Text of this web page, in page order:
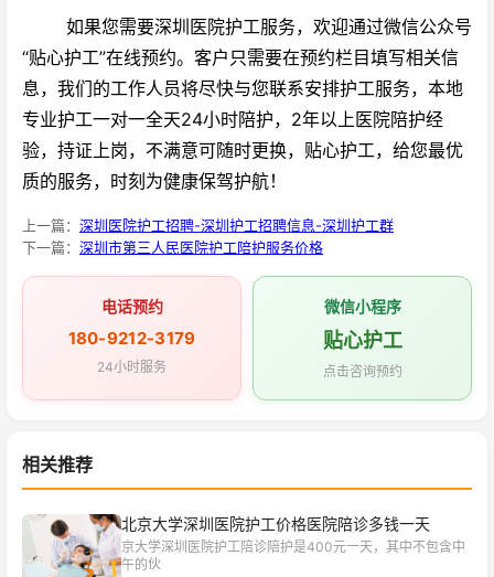
如果您需要深圳医院护工服务，欢迎通过微信公众号
“贴心护工”在线预约。客户只需要在预约栏目填写相关信
息，我们的工作人员将尽快与您联系安排护工服务，本地
专业护工一对一全天24小时陪护，2年以上医院陪护经
验，持证上岗，不满意可随时更换，贴心护工，给您最优
质的服务，时刻为健康保驾护航！
上一篇： 深圳医院护工招聘-深圳护工招聘信息-深圳护工群
下一篇： 深圳市第三人民医院护工陪护服务价格
电话预约
180-9212-3179
24小时服务
微信小程序
贴心护工
点击咨询预约
相关推荐
北京大学深圳医院护工价格医院陪诊多钱一天
京大学深圳医院护工陪诊陪护是400元一天，其中不包含中
午的伙